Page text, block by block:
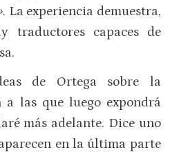
La experiencia demuestra,
traductores capaces de
de Ortega sobre la
a las que luego expondrá
más adelante. Dice uno
en la última parte